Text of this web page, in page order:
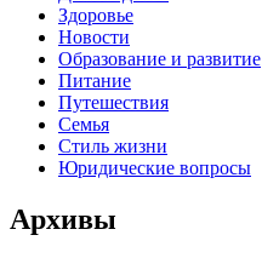
Здоровье
Новости
Образование и развитие
Питание
Путешествия
Семья
Стиль жизни
Юридические вопросы
Архивы